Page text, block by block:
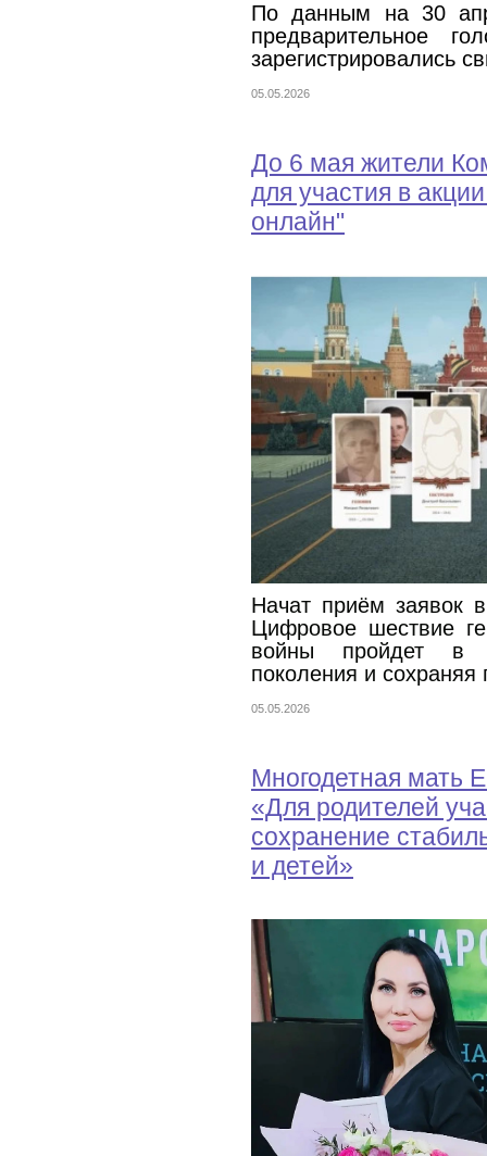
По данным на 30
предварительное
зарегистрировались
05.05.2026
До 6 мая жители
для участия в
онлайн"
Начат приём заявок
Цифровое шествие
войны пройдет в
поколения и
05.05.2026
Многодетная мать
«Для родителей
сохранение
и детей»